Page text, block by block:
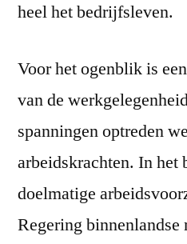
heel het bedrijfsleven.
Voor het ogenblik is
van de
spanningen optreden
arbeidskrachten. In het
doelmatige
Regering